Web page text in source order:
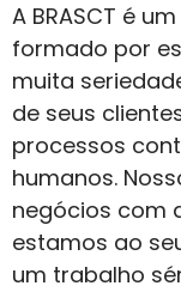
A BRASCT é
formado por
muita
de seus
processos
humanos.
negócios com
estamos ao
um trabalho